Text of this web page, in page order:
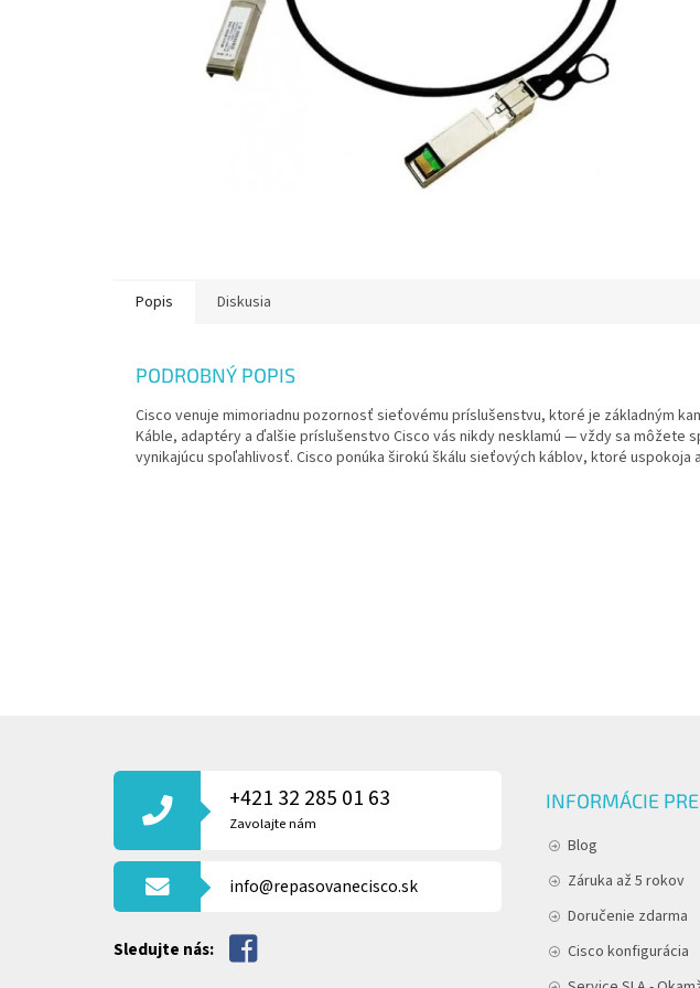
Popis Diskusia
PODROBNÝ POPIS
Cisco venuje mimoriadnu pozornosť sieťovému príslušenstvu, ktoré je základným
Káble, adaptéry a ďalšie príslušenstvo Cisco vás nikdy nesklamú — vždy sa môžete
vynikajúcu spoľahlivosť. Cisco ponúka širokú škálu sieťových káblov, ktoré uspokoja
+421 32 285 01 63
Zavolajte nám
info@repasovanecisco.sk
Sledujte nás:
INFORMÁCIE
Blog
Záruka až 5 rokov
Doručenie zdarma
Cisco konfigurácia